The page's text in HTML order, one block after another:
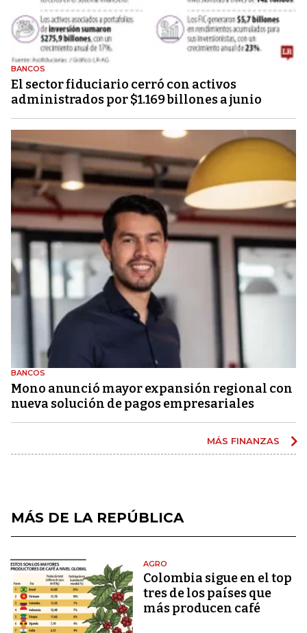
BANCOS
El sector fiduciario cerró con activos
administrados por $1.169 billones a junio
BANCOS
Mono anunció mayor expansión regional con
nueva solución de pagos empresariales
MÁS FINANZAS
MÁS DE LA REPÚBLICA
AGRO
Colombia sigue en el top
tres de los países que
más producen café